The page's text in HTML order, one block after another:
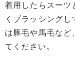
着用したらスーツ
くブラッシング
は豚毛や馬毛など
てください。